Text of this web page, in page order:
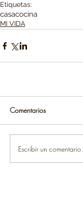
Etiquetas:
casacocina
MI VIDA
Comentarios
Escribir un comentario...